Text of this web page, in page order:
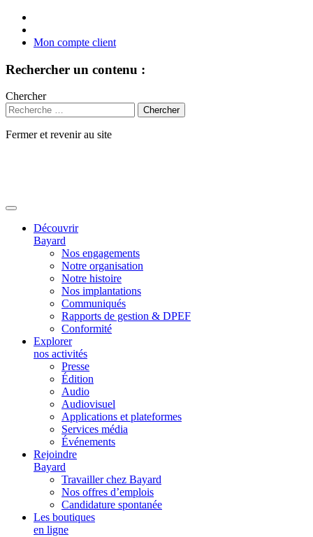
Mon compte client
Rechercher un contenu :
Chercher
Fermer et revenir au site
Découvrir
Bayard
Nos engagements
Notre organisation
Notre histoire
Nos implantations
Communiqués
Rapports de gestion & DPEF
Conformité
Explorer
nos activités
Presse
Édition
Audio
Audiovisuel
Applications et plateformes
Services média
Événements
Rejoindre
Bayard
Travailler chez Bayard
Nos offres d’emplois
Candidature spontanée
Les boutiques
en ligne